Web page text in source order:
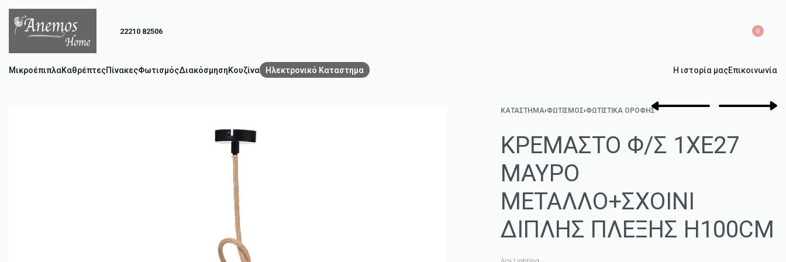
22210 82506 0
ΜικροέπιπλαΚαθρέπτεςΠίνακεςΦωτισμόςΔιακόσμησηΚουζίνα Ηλεκτρονικό Καταστημα Η ιστορία μαςΕπικοινωνία
ΚΑΤΑΣΤΗΜΑ›ΦΩΤΙΣΜΌΣ›ΦΩΤΙΣΤΙΚΆ ΟΡΟΦΉΣ
ΚΡΕΜΑΣΤΟ Φ/Σ 1ΧΕ27
ΜΑΥΡΟ
ΜΕΤΑΛΛΟ+ΣΧΟΙΝΙ
ΔΙΠΛΗΣ ΠΛΕΞΗΣ Η100CM